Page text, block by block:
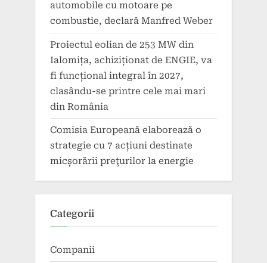
automobile cu motoare pe
combustie, declară Manfred Weber
Proiectul eolian de 253 MW din
Ialomița, achiziționat de ENGIE, va
fi funcțional integral în 2027,
clasându-se printre cele mai mari
din România
Comisia Europeană elaborează o
strategie cu 7 acțiuni destinate
micșorării preţurilor la energie
Categorii
Companii